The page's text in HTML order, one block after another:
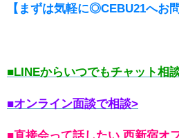
【まずは気軽に◎CEBU21へお
■LINEからいつでもチャット相
■オンライン面談で相談>
■直接会って話したい 西新宿オ